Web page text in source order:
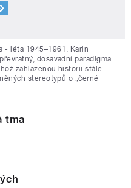
- léta 1945–1961. Karin
dosavadní paradigma
zahlazenou historii stále
stereotypů o „černé
tma